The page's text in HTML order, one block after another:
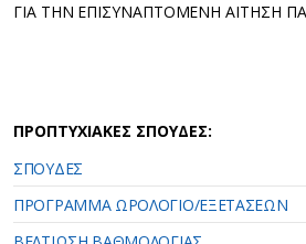
ΓΙΑ ΤΗΝ ΕΠΙΣΥΝΑΠΤΟΜΕΝΗ ΑΙΤΗΣΗ
ΠΡΟΠΤΥΧΙΑΚΕΣ ΣΠΟΥΔΕΣ:
ΣΠΟΥΔΕΣ
ΠΡΟΓΡΑΜΜΑ ΩΡΟΛΟΓΙΟ/ΕΞΕΤΑΣΕΩΝ